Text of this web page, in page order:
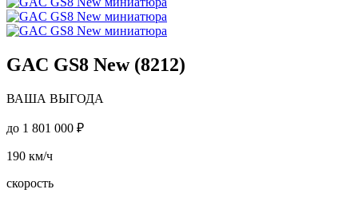
GAC GS8 New (8212)
ВАША ВЫГОДА
до 1 801 000 ₽
190 км/ч
скорость